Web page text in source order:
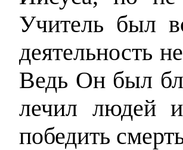
Учитель был
деятельность
Ведь Он был
лечил людей
победить